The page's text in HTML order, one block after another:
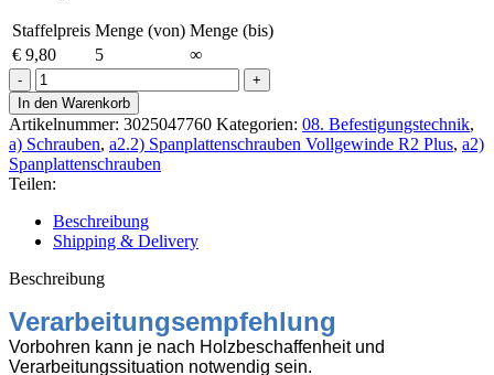
Staffelpreis Menge (von) Menge (bis)
€ 9,80 5
∞
R2
plus
Spanpl.
Senkk.
TX10
3,0x16mm
VG
B-
vz
1000
Stk
In den Warenkorb
Artikelnummer: 3025047760 Kategorien: 08. Befestigungstechnik,
a) Schrauben, a2.2) Spanplattenschrauben Vollgewinde R2 Plus, a2)
Spanplattenschrauben
Teilen:
Beschreibung
Shipping & Delivery
Beschreibung
Verarbeitungsempfehlung
Vorbohren kann je nach Holzbeschaffenheit und
Verarbeitungssituation notwendig sein.